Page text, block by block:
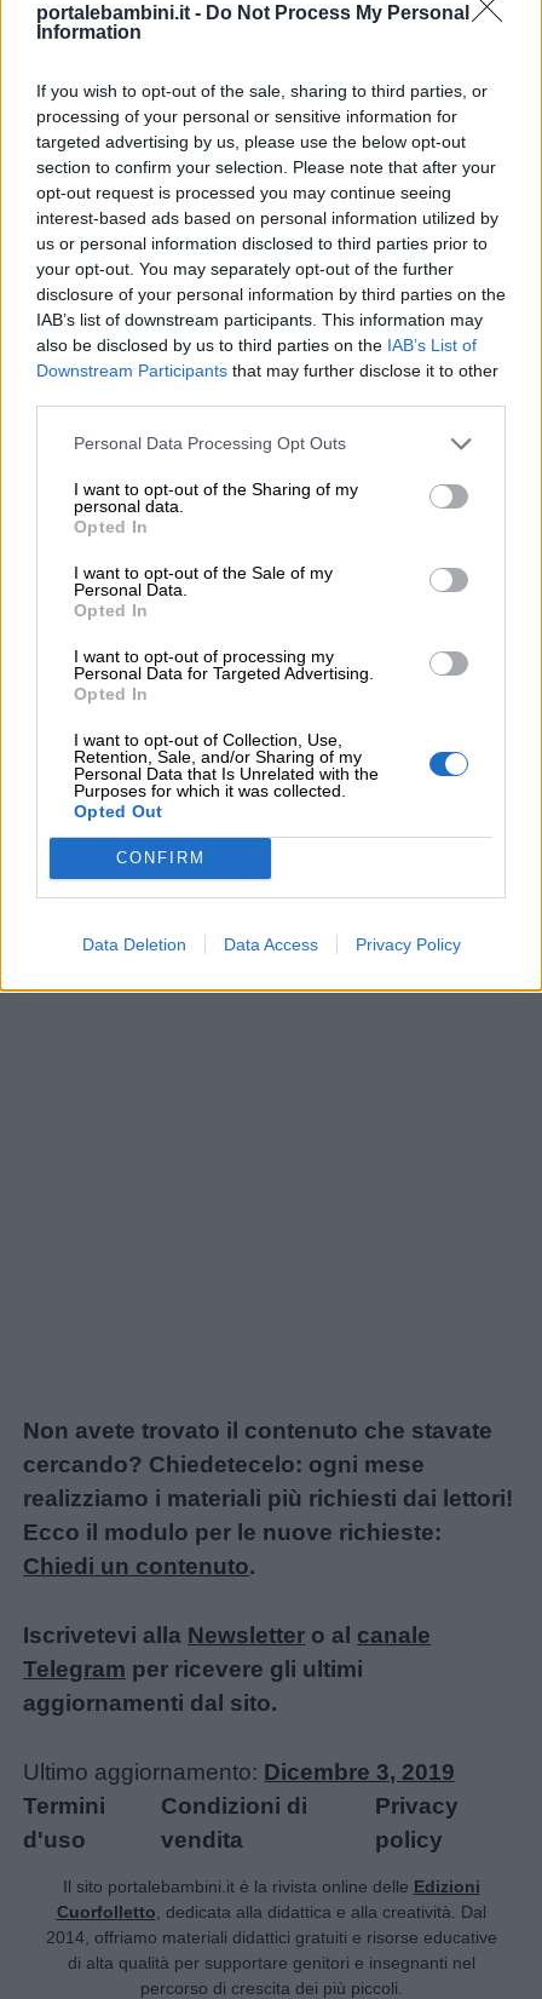
portalebambini.it - Do Not Process My Personal
Information
If you wish to opt-out of the sale, sharing to third parties, or
processing of your personal or sensitive information for
targeted advertising by us, please use the below opt-out
section to confirm your selection. Please note that after your
opt-out request is processed you may continue seeing
interest-based ads based on personal information utilized by
us or personal information disclosed to third parties prior to
your opt-out. You may separately opt-out of the further
disclosure of your personal information by third parties on the
IAB’s list of downstream participants. This information may
also be disclosed by us to third parties on the IAB’s List of
Downstream Participants that may further disclose it to other
Personal Data Processing Opt Outs
I want to opt-out of the Sharing of my
personal data.
Opted In
I want to opt-out of the Sale of my
Personal Data.
Opted In
I want to opt-out of processing my
Personal Data for Targeted Advertising.
Opted In
I want to opt-out of Collection, Use,
Retention, Sale, and/or Sharing of my
Personal Data that Is Unrelated with the
Purposes for which it was collected.
Opted Out
CONFIRM
Data Deletion Data Access Privacy Policy
Menu
Schede
didattiche
Disegni
da
colorare
Storie
per
Feste
Filastrocche
Giochi
Lavoretti
Nomi
maschili
Nomi
Educazione
positiva
Cliccate qui
scheda del nome Ismaele.
Non avete trovato il contenuto che stavate
cercando? Chiedetecelo: ogni mese
realizziamo i materiali più richiesti dai lettori!
Ecco il modulo per le nuove richieste:
Chiedi un contenuto.
Iscrivetevi alla Newsletter o al canale
Telegram per ricevere gli ultimi
aggiornamenti dal sito.
Ultimo aggiornamento: Dicembre 3, 2019
Termini
d'uso
Condizioni di
vendita
Privacy
policy
Il sito portalebambini.it è la rivista online delle Edizioni
Cuorfolletto, dedicata alla didattica e alla creatività. Dal
2014, offriamo materiali didattici gratuiti e risorse educative
di alta qualità per supportare genitori e insegnanti nel
percorso di crescita dei più piccoli.